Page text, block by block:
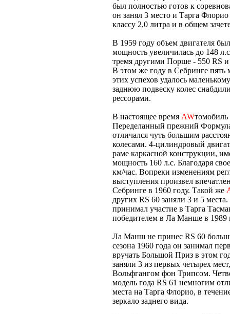
был полностью готов к
он занял 3 место и Тарга
классу 2,0 литра и в общем
В 1959 году объем двигателя
мощность увеличилась до 148
тремя другими Порше - 550 RS
В этом же году в Себринге
этих успехов удалось
заднюю подвеску колес
рессорами.
В настоящее время AWтомобиль
Переделанный прежний
отличался чуть большим
колесами. 4-цилиндровый
раме каркасной конструкции,
мощность 160 л.с. Благодаря
км/час. Вопреки изменениям
выступления произвел
Себринге в 1960 году. Такой же
других RS 60 заняли 3 и 5
принимал участие в Тарга
победителем в Ла Манше в 1989
Ла Манш не принес RS 60
сезона 1960 года он занимал
вручать Большой Приз в этом
заняли 3 из первых четырех
Вольфгангом фон Трипсом.
модель года RS 61 немногим
места на Тарга Флорио, в
зеркало заднего вида.